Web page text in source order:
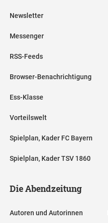
Newsletter
Messenger
RSS-Feeds
Browser-Benachrichtigung
Ess-Klasse
Vorteilswelt
Spielplan, Kader FC Bayern
Spielplan, Kader TSV 1860
Die Abendzeitung
Autoren und Autorinnen